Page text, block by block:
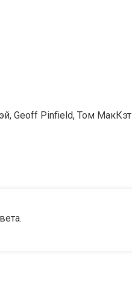
Geoff Pinfield, Том